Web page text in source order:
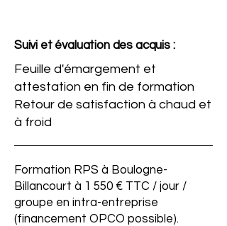
Suivi et évaluation des acquis :
Feuille d'émargement et
attestation en fin de formation
Retour de satisfaction à chaud et
à froid
Formation RPS à Boulogne-
Billancourt à 1 550 € TTC / jour /
groupe en intra-entreprise
(financement OPCO possible).